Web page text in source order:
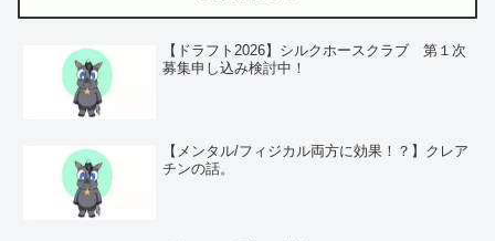
【ドラフト2026】シルクホースクラブ 第１次
募集申し込み検討中！
【メンタル/フィジカル両方に効果！？】クレア
チンの話。